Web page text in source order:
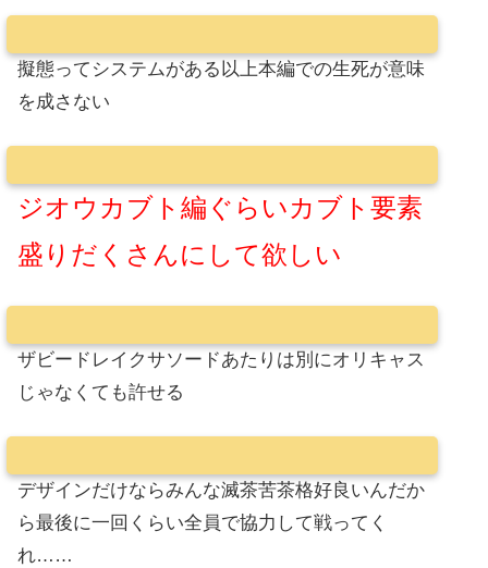
擬態ってシステムがある以上本編での生死が意味
を成さない
ジオウカブト編ぐらいカブト要素
盛りだくさんにして欲しい
ザビードレイクサソードあたりは別にオリキャス
じゃなくても許せる
デザインだけならみんな滅茶苦茶格好良いんだか
ら最後に一回くらい全員で協力して戦ってく
れ……